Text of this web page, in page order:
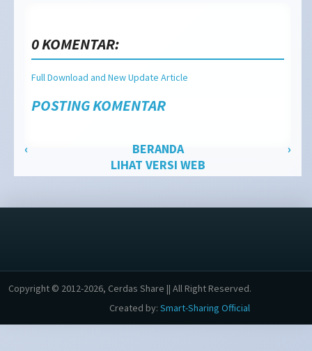
0 KOMENTAR:
Full Download and New Update Article
POSTING KOMENTAR
‹ ›
BERANDA
LIHAT VERSI WEB
Copyright © 2012-2026, Cerdas Share || All Right Reserved.
Created by: Smart-Sharing Official